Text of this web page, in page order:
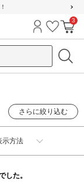
ログイン
お気に
カ
3
さらに絞り込む
示方法
した。